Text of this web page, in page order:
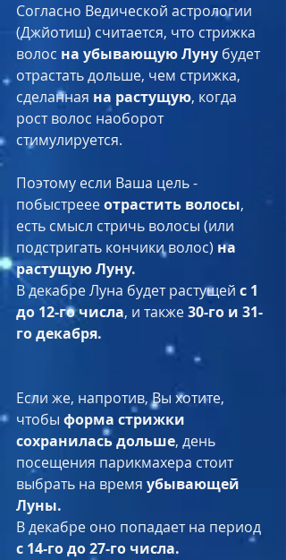
Согласно Ведической астрологии
(Джйотиш) считается, что стрижка
волос на убывающую Луну будет
отрастать дольше, чем стрижка,
сделанная на растущую, когда
рост волос наоборот
стимулируется.
Поэтому если Ваша цель -
побыстреее отрастить волосы,
есть смысл стричь волосы (или
подстригать кончики волос) на
растущую Луну.
В декабре Луна будет растущей с 1
до 12-го числа, и также 30-го и 31-
го декабря.
Если же, напротив, Вы хотите,
чтобы форма стрижки
сохранилась дольше, день
посещения парикмахера стоит
выбрать на время убывающей
Луны.
В декабре оно попадает на период
с 14-го до 27-го числа.